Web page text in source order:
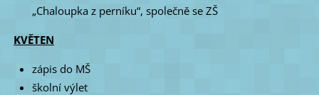
„Chaloupka z perníku“, společně se ZŠ
KVĚTEN
zápis do MŠ
školní výlet